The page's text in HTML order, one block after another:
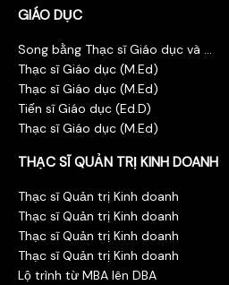
GIÁO DỤC
Song bằng Thạc sĩ Giáo dục và ...
Thạc sĩ Giáo dục (M.Ed)
Thạc sĩ Giáo dục (M.Ed)
Tiến sĩ Giáo dục (Ed.D)
Thạc sĩ Giáo dục (M.Ed)
THẠC SĨ QUẢN TRỊ KINH DOANH
Thạc sĩ Quản trị Kinh doanh
Thạc sĩ Quản trị Kinh doanh
Thạc sĩ Quản trị Kinh doanh
Thạc sĩ Quản trị Kinh doanh
Lộ trình từ MBA lên DBA